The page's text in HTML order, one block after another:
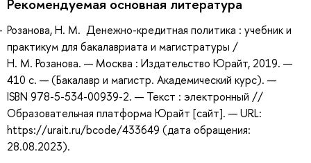
Рекомендуемая основная литература
Розанова, Н. М. Денежно-кредитная политика : учебник и
практикум для бакалавриата и магистратуры /
Н. М. Розанова. — Москва : Издательство Юрайт, 2019. —
410 с. — (Бакалавр и магистр. Академический курс). —
ISBN 978-5-534-00939-2. — Текст : электронный //
Образовательная платформа Юрайт [сайт]. — URL:
https://urait.ru/bcode/433649 (дата обращения:
28.08.2023).